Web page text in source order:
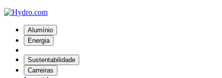
Alumínio
Energia
Sustentabilidade
Carreiras